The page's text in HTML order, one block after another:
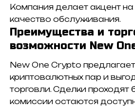
Компания делает акцент
качество обслуживания.
Преимущества и
возможности New
New One Crypto
криптовалютных пар и
торговли. Сделки проходят
комиссии остаются